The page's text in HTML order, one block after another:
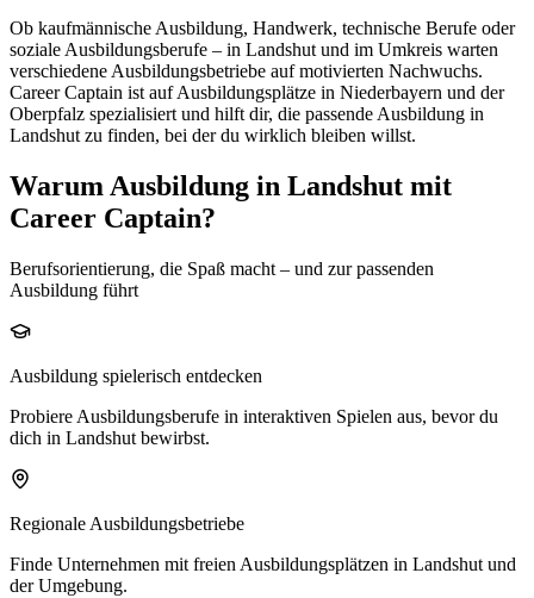
Ob kaufmännische Ausbildung, Handwerk, technische Berufe oder
soziale Ausbildungsberufe – in Landshut und im Umkreis warten
verschiedene Ausbildungsbetriebe auf motivierten Nachwuchs.
Career Captain ist auf Ausbildungsplätze in Niederbayern und der
Oberpfalz spezialisiert und hilft dir, die passende Ausbildung in
Landshut zu finden, bei der du wirklich bleiben willst.
Warum Ausbildung in Landshut mit
Career Captain?
Berufsorientierung, die Spaß macht – und zur passenden
Ausbildung führt
Ausbildung spielerisch entdecken
Probiere Ausbildungsberufe in interaktiven Spielen aus, bevor du
dich in Landshut bewirbst.
Regionale Ausbildungsbetriebe
Finde Unternehmen mit freien Ausbildungsplätzen in Landshut und
der Umgebung.